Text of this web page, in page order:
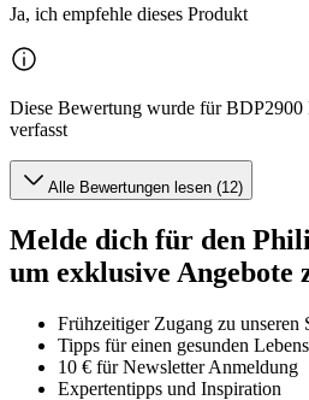
Ja, ich empfehle dieses Produkt
Diese Bewertung wurde für
verfasst
Alle Bewertungen lesen (12)
Melde dich für den
um exklusive Angebote
Frühzeitiger Zugang zu unseren
Tipps für einen gesunden
10 € für Newsletter Anmeldung
Expertentipps und Inspiration